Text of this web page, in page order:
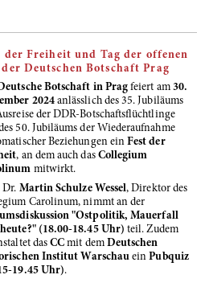
der Freiheit und Tag der offenen
Deutschen Botschaft Prag
Botschaft in Prag feiert am 30.
2024anlässlich des 35. Jubiläums
der DDR-Botschaftsflüchtlinge
50. Jubiläums der Wiederaufnahme
Beziehungen einFest der
, an dem auch das Collegium
mitwirkt.
Dr. Martin Schulze Wessel, Direktor des
Carolinum, nimmt an der
"Ostpolitik, Mauerfall
(18.00-18.45 Uhr) teil. Zudem
dasCCmit dem Deutschen
Institut Warschau einPubquiz
19.45 Uhr).